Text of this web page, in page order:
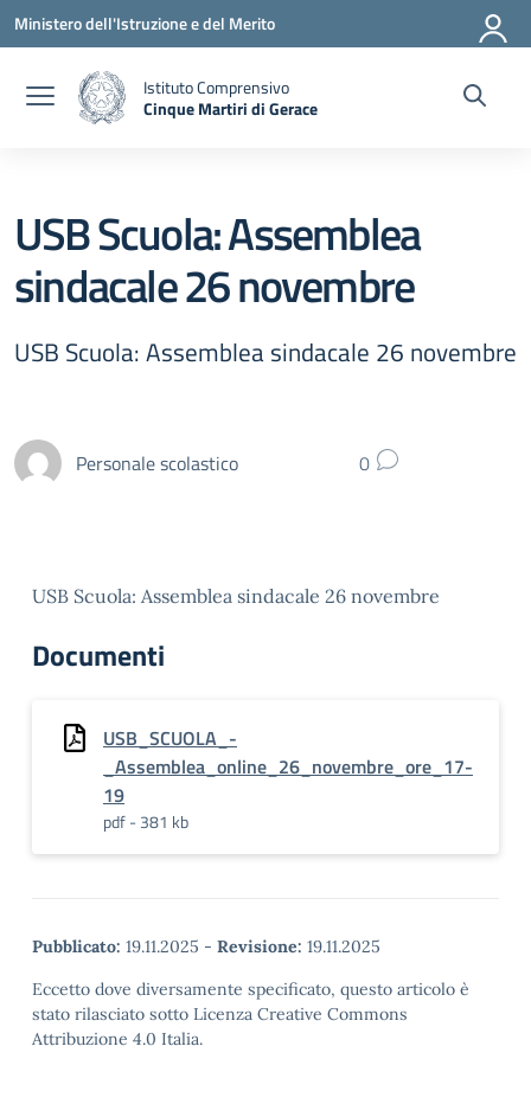
Vai ai contenuti
Vai al menu di navigazione
Vai al footer
Ministero dell'Istruzione e del Merito
Istituto Comprensivo
Cinque Martiri di Gerace
USB Scuola: Assemblea
sindacale 26 novembre
USB Scuola: Assemblea sindacale 26 novembre
Personale scolastico 0
USB Scuola: Assemblea sindacale 26 novembre
Documenti
USB_SCUOLA_-
_Assemblea_online_26_novembre_ore_17-
19
pdf - 381 kb
Pubblicato: 19.11.2025 - Revisione: 19.11.2025
Eccetto dove diversamente specificato, questo articolo è
stato rilasciato sotto Licenza Creative Commons
Attribuzione 4.0 Italia.